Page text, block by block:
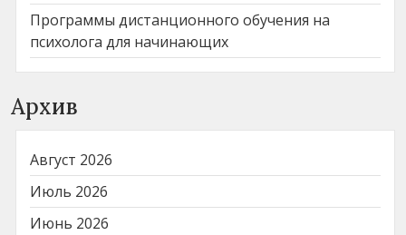
Программы дистанционного обучения на
психолога для начинающих
Архив
Август 2026
Июль 2026
Июнь 2026